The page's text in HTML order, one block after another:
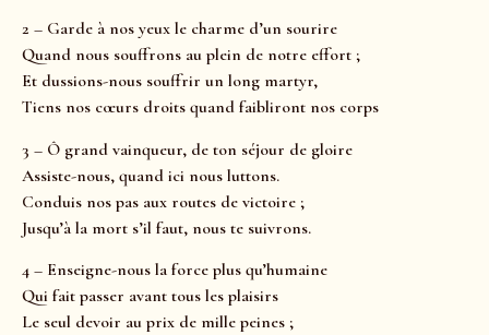
2 – Garde à nos yeux le charme d’un sourire
Quand nous souffrons au plein de notre effort ;
Et dussions-nous souffrir un long martyr,
Tiens nos cœurs droits quand faibliront nos corps
3 – Ô grand vainqueur, de ton séjour de gloire
Assiste-nous, quand ici nous luttons.
Conduis nos pas aux routes de victoire ;
Jusqu’à la mort s’il faut, nous te suivrons.
4 – Enseigne-nous la force plus qu’humaine
Qui fait passer avant tous les plaisirs
Le seul devoir au prix de mille peines ;